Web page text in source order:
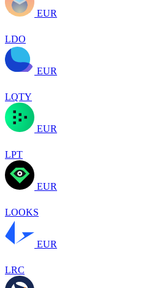
EUR
LDO
EUR
LQTY
EUR
LPT
EUR
LOOKS
EUR
LRC